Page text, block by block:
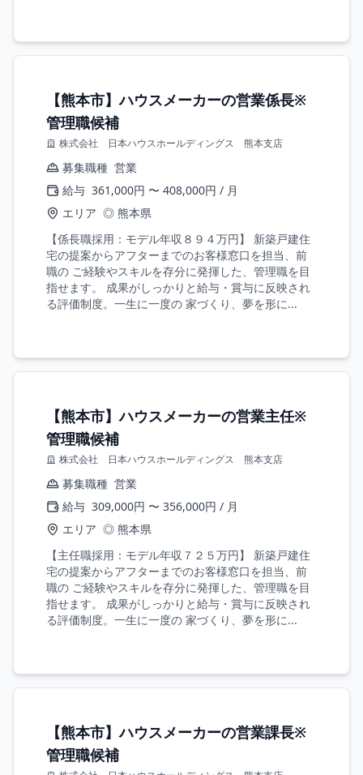
【熊本市】ハウスメーカーの営業係長※
管理職候補
株式会社 日本ハウスホールディングス 熊本支店
募集職種 営業
給与 361,000円 〜 408,000円 / 月
エリア ◎ 熊本県
【係長職採用：モデル年収８９４万円】 新築戸建住
宅の提案からアフターまでのお客様窓口を担当、前
職の ご経験やスキルを存分に発揮した、管理職を目
指せます。 成果がしっかりと給与・賞与に反映され
る評価制度。一生に一度の 家づくり、夢を形に...
【熊本市】ハウスメーカーの営業主任※
管理職候補
株式会社 日本ハウスホールディングス 熊本支店
募集職種 営業
給与 309,000円 〜 356,000円 / 月
エリア ◎ 熊本県
【主任職採用：モデル年収７２５万円】 新築戸建住
宅の提案からアフターまでのお客様窓口を担当、前
職の ご経験やスキルを存分に発揮した、管理職を目
指せます。 成果がしっかりと給与・賞与に反映され
る評価制度。一生に一度の 家づくり、夢を形に...
【熊本市】ハウスメーカーの営業課長※
管理職候補